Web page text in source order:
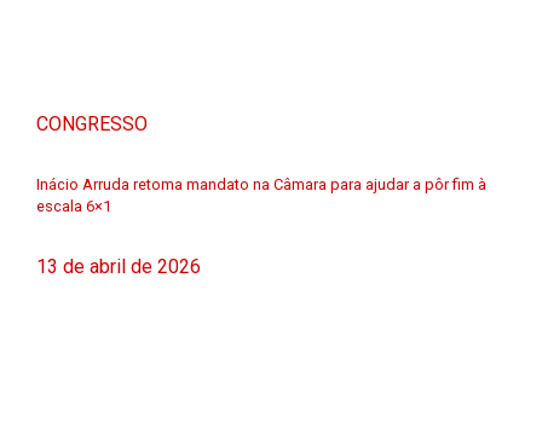
CONGRESSO
Inácio Arruda retoma mandato na Câmara para ajudar a pôr fim à
escala 6×1
13 de abril de 2026